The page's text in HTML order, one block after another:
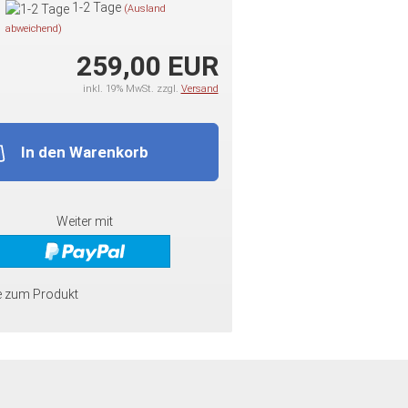
1-2 Tage (Ausland
abweichend)
259,00 EUR
inkl. 19% MwSt. zzgl. Versand
In den Warenkorb
Weiter mit
zum Produkt